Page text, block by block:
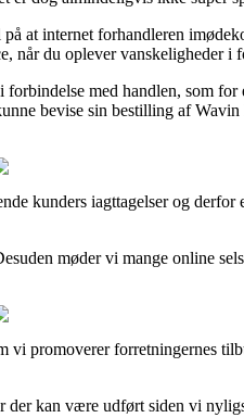
at internet forhandleren
når du oplever vanskeligheder i
med handlen, som
bevise sin bestilling af
kunders iagttagelser og
møder vi mange online
promoverer forretningernes
kan være udført siden vi